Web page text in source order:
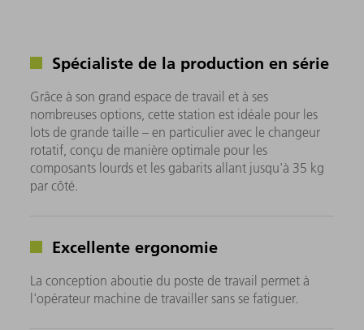
Spécialiste de la production en série
Grâce à son grand espace de travail et à ses
nombreuses options, cette station est idéale pour les
lots de grande taille – en particulier avec le changeur
rotatif, conçu de manière optimale pour les
composants lourds et les gabarits allant jusqu'à 35 kg
par côté.
Excellente ergonomie
La conception aboutie du poste de travail permet à
l'opérateur machine de travailler sans se fatiguer.